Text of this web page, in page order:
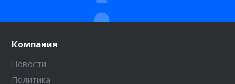
Компания
Новости
Политика